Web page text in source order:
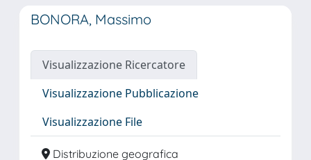
BONORA, Massimo
Visualizzazione Ricercatore
Visualizzazione Pubblicazione
Visualizzazione File
Distribuzione geografica